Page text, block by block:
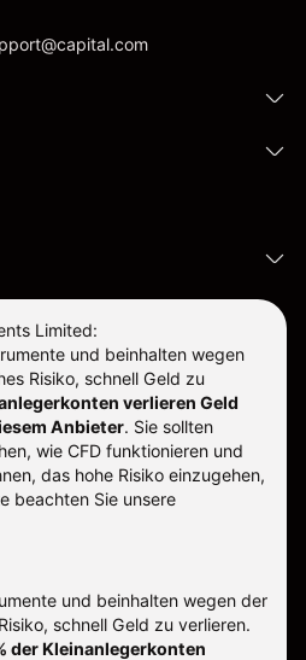
Limited:
und beinhalten wegen
Risiko, schnell Geld zu
verlieren Geld
Anbieter. Sie sollten
wie CFD funktionieren und
das hohe Risiko einzugehen,
beachten Sie unsere
und beinhalten wegen der
schnell Geld zu verlieren.
der Kleinanlegerkonten